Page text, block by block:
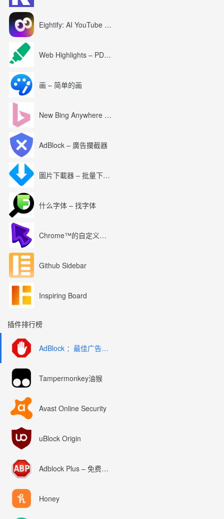
Eightify: AI YouTube Summary with ChatGPT
Web Highlights – PDF & Web Highlighter
画 – 简单的画
New Bing Anywhere (Bing Chat GPT-4)
AdBlock – 廣告攔截器
圖片下載器 – 批量下載圖片
什么字体 – 找字体
Chrome™的自定义光标
Github Sidebar
Inspiring Board
插件排行榜
AdBlock ：最佳广告拦截工具
Tampermonkey油猴
Avast Online Security
uBlock Origin
Adblock Plus – 免费的广告拦截器
Honey